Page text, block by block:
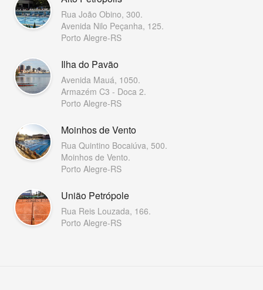
Rua João Obino, 300.
Avenida Nilo Peçanha, 125.
Porto Alegre-RS
Ilha do Pavão
Avenida Mauá, 1050.
Armazém C3 - Doca 2.
Porto Alegre-RS
Moinhos de Vento
Rua Quintino Bocaiúva, 500.
Moinhos de Vento.
Porto Alegre-RS
União Petrópole
Rua Reis Louzada, 166.
Porto Alegre-RS